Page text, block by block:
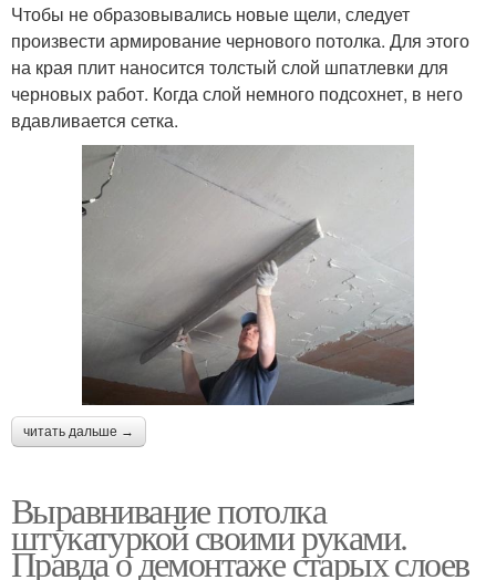
Чтобы не образовывались новые щели, следует
произвести армирование чернового потолка. Для этого
на края плит наносится толстый слой шпатлевки для
черновых работ. Когда слой немного подсохнет, в него
вдавливается сетка.
читать дальше →
Выравнивание потолка
штукатуркой своими руками.
Правда о демонтаже старых слоев